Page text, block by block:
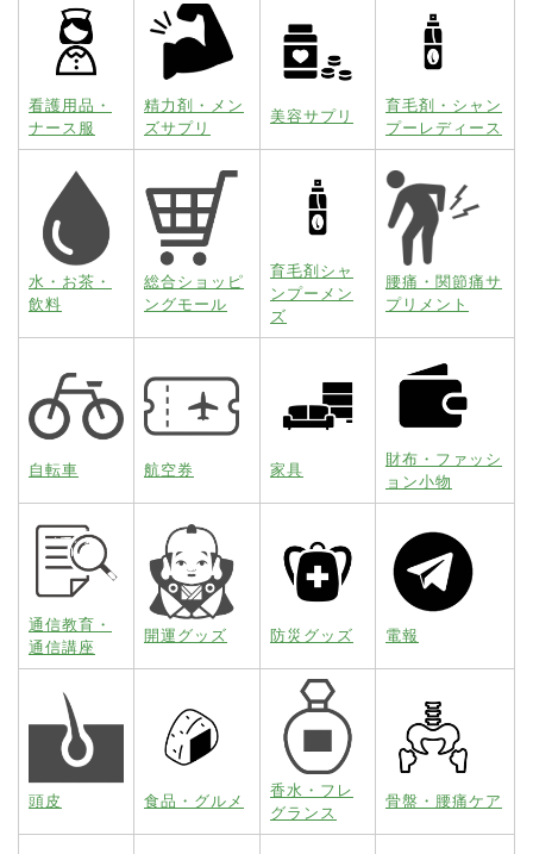
看護用品・
ナース服
精力剤・メン
ズサプリ
美容サプリ
育毛剤・シャン
プーレディース
水・お茶・
飲料
総合ショッピ
ングモール
育毛剤シャ
ンプーメン
ズ
腰痛・関節痛サ
プリメント
自転車 航空券 家具
財布・ファッシ
ョン小物
通信教育・
通信講座
開運グッズ 防災グッズ 電報
頭皮 食品・グルメ
香水・フレ
グランス
骨盤・腰痛ケア